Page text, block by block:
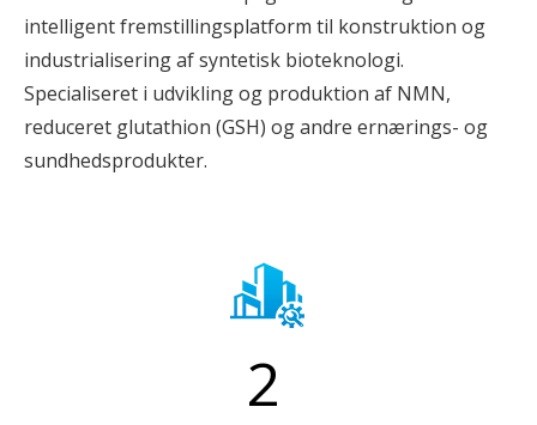
intelligent fremstillingsplatform til konstruktion og
industrialisering af syntetisk bioteknologi.
Specialiseret i udvikling og produktion af NMN,
reduceret glutathion (GSH) og andre ernærings- og
sundhedsprodukter.
2